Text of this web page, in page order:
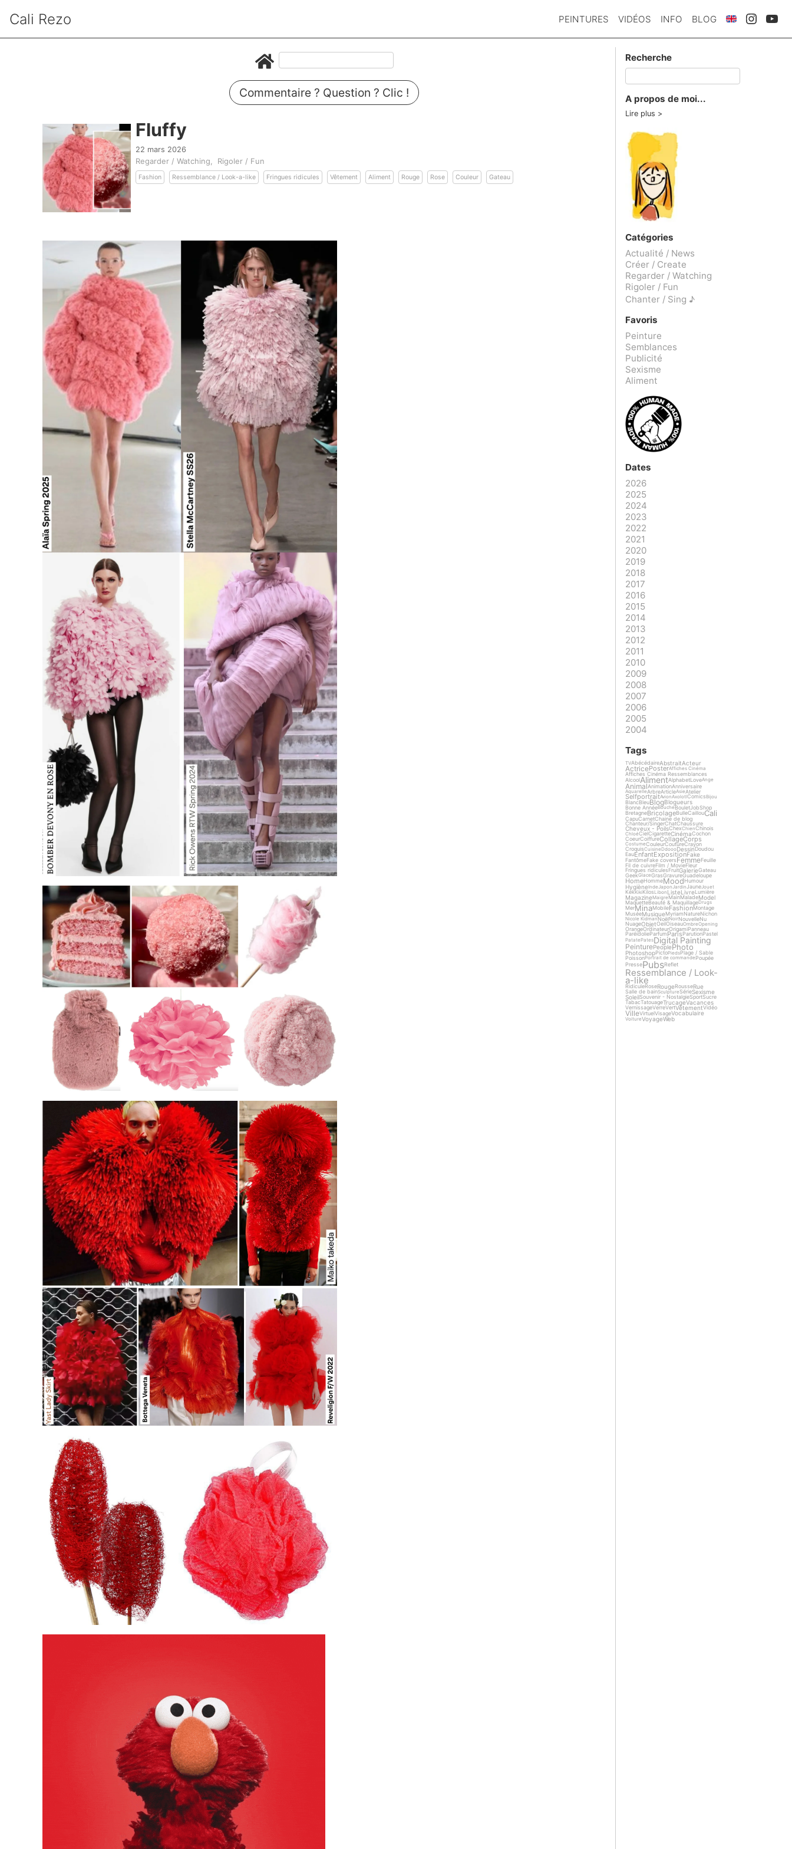
Cali Rezo PEINTURES VIDÉOS INFO BLOG
Commentaire ? Question ? Clic !
Fluffy
22 mars 2026
Regarder / Watching Rigoler / Fun
Fashion Ressemblance / Look-a-like Fringues ridicules Vêtement Aliment Rouge Rose Couleur Gateau
Recherche
A propos de moi...
Lire plus
Catégories
Actualité / News
Créer / Create
Regarder / Watching
Rigoler / Fun
Chanter / Sing ♪
Favoris
Peinture
Semblances
Publicité
Sexisme
Aliment
Dates
2026
2025
2024
2023
2022
2021
2020
2019
2018
2017
2016
2015
2014
2013
2012
2011
2010
2009
2008
2007
2006
2005
2004
Tags
TVAbécédaireAbstraitActeur
ActricePosterAffiches Cinéma
Affiches Cinéma Ressemblances
AlcoolAlimentAlphabetLoveAnge
AnimalAnimationAnniversaire
AquarelleArbreArticleAsieAtelier
SelfportraitAvionAxolotlComicsBijou
BlancBleuBlogBlogueurs
Bonne AnnéeBoucheBouletJobShop
BretagneBricolageBulleCaillouCali
CapuCarnetChaine de blog
Chanteur/SingerChatChaussure
Cheveux - PoilsChexChienChinois
ChloéCielCigaretteCinémaCochon
CoeurCoiffureCollageCorps
CostumeCouleurCoutureCrayon
CroquisCuisineDdoooDessinDoudou
EauEnfantExpositionFake
FantômeFake coversFemmeFeuille
Fil de cuivreFilm / MovieFleur
Fringues ridiculesFruitGalerieGateau
GeekGlaceGrasGravureGuadeloupe
HomeHommeMoodHumour
HygièneInde Japon JardinJaune Jouet
KekKikiKilosLibon ListeLivreLumière
MagazineMaigre MainMaladeModel
MaquetteBeauté & MaquillageDrugs
MerMinaMobileFashionMontage
MuséeMusiqueMyriamNatureNichon
Nicole KidmanNoëlNoirNouvelleNu
NuageObjetOeilOiseauOmbreOpening
OrangeOrdinateurOrigamiPanneau
ParéidolieParfumParisParutionPastel
PatatePatesDigital Painting
PeinturePeoplePhoto
PhotoshopPictoPiedsPlage / Sable
PoissonPortrait de commande Poupée
PressePubsReflet
Ressemblance / Look-
a-like
RidiculeRoseRougeRousseRue
Salle de bainSculptureSérieSexisme
SoleilSouvenir - NostalgieSportSucre
TabacTatouageTrucageVacances
VernissageVerreVertVêtementVidéo
VilleVirtuelVisageVocabulaire
VoitureVoyageWeb